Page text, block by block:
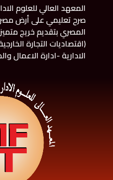
المعهد العالي للعلوم
صرح تعليمي على أرض
المصري بتقديم خريج
(اقتصاديات التجارة
الادارية -ادارة الاعمال